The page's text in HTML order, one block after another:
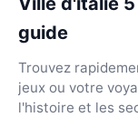
guide
Trouvez
jeux ou votre
l'histoire et les